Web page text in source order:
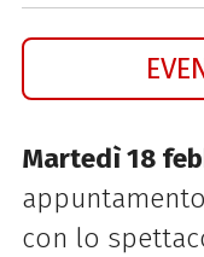
Martedì 18
con lo